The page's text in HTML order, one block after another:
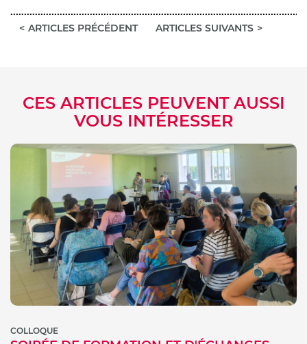
ARTICLES PRÉCÉDENT ARTICLES SUIVANTS
CES ARTICLES PEUVENT AUSSI
VOUS INTÉRESSER
COLLOQUE